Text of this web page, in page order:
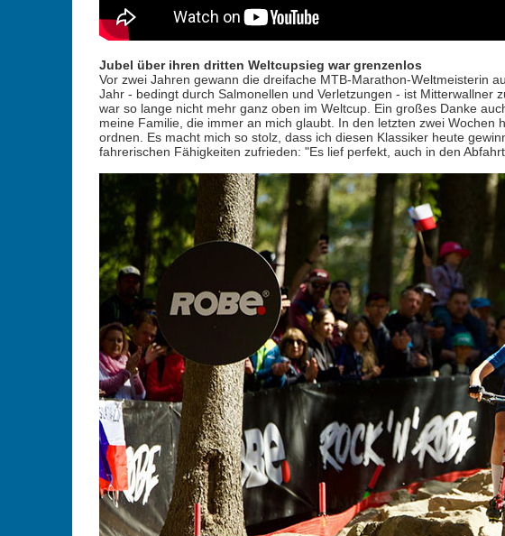
Jubel über ihren dritten Weltcupsieg war grenzenlos
Vor zwei Jahren gewann die dreifache MTB-Marathon-Weltmeisterin
Jahr - bedingt durch Salmonellen und Verletzungen - ist Mitterwallner
war so lange nicht mehr ganz oben im Weltcup. Ein großes Danke
meine Familie, die immer an mich glaubt. In den letzten zwei
ordnen. Es macht mich so stolz, dass ich diesen Klassiker heute
fahrerischen Fähigkeiten zufrieden: "Es lief perfekt, auch in den